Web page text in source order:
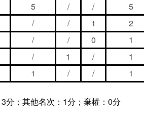
5 / / 5
/ / 1 2
/ / 0 1
/ 1 / 1
1 / / 1
分；其他名次：1分；棄權：0分